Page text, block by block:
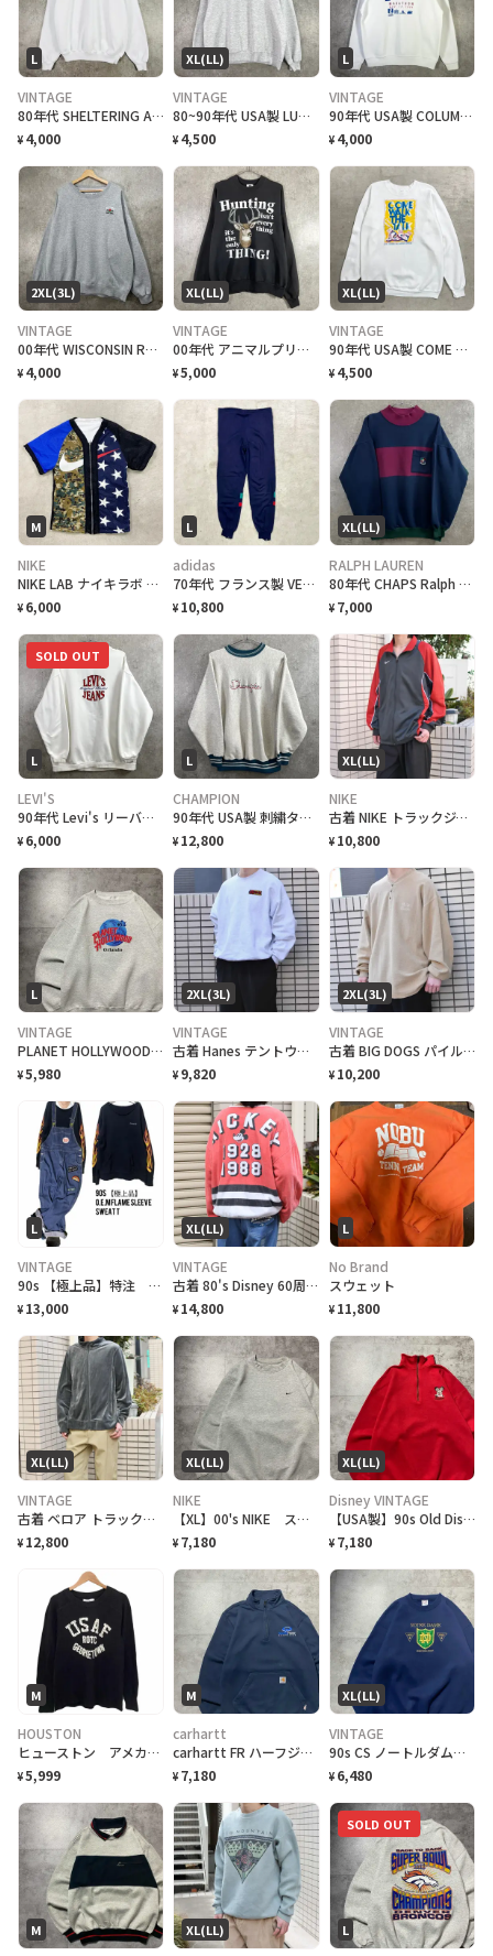
L
VINTAGE
80年代 SHELTERING ARMS 企業ロゴプリント メンズL相当 古着 80s VINTAGE ヴィンテージ ラグランスリーブ トレーナー 白色
¥ 4,000
XL(LL)
VINTAGE
80~90年代 USA製 LUTHER COLLEGE カレッジプリント スウェットシャツ メンズXL相当 古着 80s 90s VINTAGE ヴィンテージ アメカジ ルーサー大学 トレーナー ライトグレー 杢グレー
¥ 4,500
L
VINTAGE
90年代 USA製 COLUMBUS MARATHON 企業ロゴプリント スウェットシャツ メンズL相当 古着 90s VINTAGE ヴィンテージ アメカジ マラソン イベント トレーナー 白色
¥ 4,000
2XL(3L)
VINTAGE
00年代 WISCONSIN ROSE BOWL ワンポイントロゴ刺繍 スウェットシャツ メンズ2XL 古着 00s Y2K VINTAGE ヴィンテージ アメカジ ウィスコンシン ローズボウル トレーナー ビッグサイズ 大きいサイズ 灰色
¥ 4,000
XL(LL)
VINTAGE
00年代 アニマルプリント スウェットシャツ メンズXL 古着 00s ヴィンテージ VINTAGE アメカジ トレーナー メッセージ シカ 黒
¥5,000
XL(LL)
VINTAGE
90年代 USA製 COME WALK THE TALK プリントスウェット メンズXL相当 古着 90s VINTAGE ヴィンテージ アメカジ トレーナー 白色
¥ 4,500
M
NIKE
NIKE LAB ナイキラボ スウォッシュロゴ リバーシブル ベースボールシャツ メンズM相当 古着 半袖 スウェット フルジップ ホワイト 白
¥ 6,000
L
adidas
70年代 フランス製 VENTEX社製 adidas アディダス アクリルスウェットパンツ メンズL相当 古着 70s VINTAGE ヴィンテージ ユーロ フロッキープリント 紺色
¥ 10,800
XL(LL)
RALPH LAUREN
80年代 CHAPS Ralph Lauren チャップス ラルフローレン モックネック クレイジーカラー スウェットシャツ メンズXL 古着 80s ヴィンテージ VINTAGE ハイネック クレイジーパターン
¥ 7,000
L
SOLD OUT
LEVI'S
90年代 Levi's リーバイス ロゴ刺繍 スウェットシャツ メンズL相当 古着 90s VINTAGE ヴィンテージ アメカジ 白
¥ 6,000
L
CHAMPION
90年代 USA製 刺繍タグ Champion チャンピオン REVERSE WEAVE リバースウィーブ スウェットシャツ メンズL 古着 90s VINTAGE ヴィンテージ ロゴ刺? リブライン アメカジ トレーナー ライトグレー
¥ 12,800
XL(LL)
NIKE
古着 NIKE トラックジャケット ジャケット ジャージ シンメトリー ジャージ
¥ 10,800
L
VINTAGE
PLANET HOLLYWOOD プラネットハリウッド プリント グレー スウェット
¥5,980
2XL(3L)
VINTAGE
古着 Hanes テントウムシ ワンポイント デザインスウェット スウェット
¥ 9,820
2XL(3L)
VINTAGE
古着 BIG DOGS パイル ヘンリーネック スウェットトレーナー ベージュ
¥ 10,200
L
VINTAGE
90s 【極上品】特注 OEM デザイナーズ フレイムスリーブ sweatカットソー
¥ 13,000
XL(LL)
VINTAGE
古着 80's Disney 60周年記念 リバーシブル スウェット ショート丈
¥ 14,800
L
No Brand
スウェット
¥ 11,800
XL(LL)
VINTAGE
古着 ベロア トラックジャケット ジャケット グレー ブルゾン
¥ 12,800
XL(LL)
NIKE
【XL】00's NIKE スウォッシュ 刺繍ワンポイント トルコ製 スウェット
¥ 7,180
XL(LL)
Disney VINTAGE
【USA製】90s Old Disney ミニー刺繍ロゴ ハーフジップスウェット
¥ 7,180
M
HOUSTON
ヒューストン アメカジ ミリタリー スウェット プリント 長袖 ブラック 綿 M
¥5,999
M
carhartt
carhartt FR ハーフジップ 刺繍企業ロゴ ネイビー スウェット
¥ 7,180
XL(LL)
VINTAGE
90s CS ノートルダム大学 刺繍ロゴ ファイティングアイリッシュ スウェット
¥ 6,480
M XL(LL) L
SOLD OUT